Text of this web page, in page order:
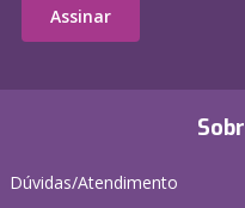
Dúvidas/Atendimento
Assinar